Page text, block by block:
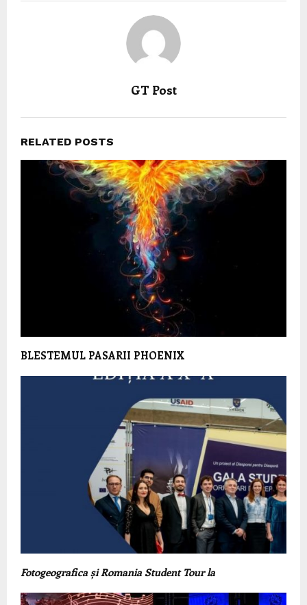
GT Post
RELATED POSTS
BLESTEMUL PASARII PHOENIX
Fotogeografica și Romania Student Tour la